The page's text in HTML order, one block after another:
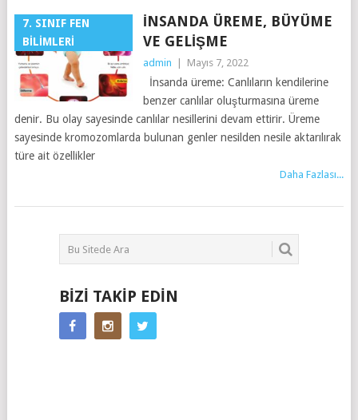
7. SINIF FEN
BILIMLERI
İNSANDA ÜREME, BÜYÜME
VE GELIŞME
admin Mayıs 7, 2022
İnsanda üreme: Canlıların kendilerine
benzer canlılar oluşturmasına üreme
denir. Bu olay sayesinde canlılar nesillerini devam ettirir. Üreme
sayesinde kromozomlarda bulunan genler nesilden nesile aktarılırak
türe ait özellikler
Daha Fazlası...
BIZI TAKIP EDIN